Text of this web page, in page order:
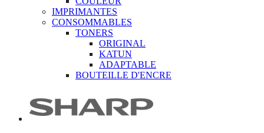
IMPRIMANTES
CONSOMMABLES
TONERS
ORIGINAL
KATUN
ADAPTABLE
BOUTEILLE D'ENCRE